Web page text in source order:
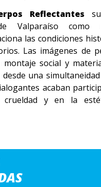
Reflectantes
Valparaíso como
las condiciones
Las imágenes de
social y
una
acaban
y en la